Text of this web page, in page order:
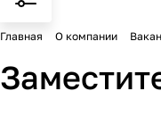
Главная О компании